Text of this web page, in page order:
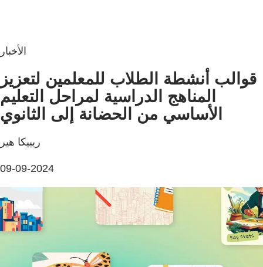
الأخبار
قوالب أنشطة الطلاب للمعلمين لتعزيز
المناهج الدراسية لمراحل التعليم
الأساسي من الحضانة إلى الثانوي
ريبيكا هير
09-09-2024